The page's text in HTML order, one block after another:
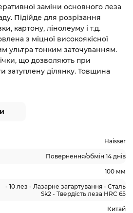
заміни основного леза
Підійде для розрізання
картону, лінолеуму і т.д.
з міцної високоякісної
ультра тонким заточуванням.
що дозволяють при
затуплену ділянку. Товщина
Haisser
Повернення/обмін 14 днів
100 мм
- 10 лез - Лазарне загартування - Сталь
Sk2 - Твердість леза HRC 65
Китай